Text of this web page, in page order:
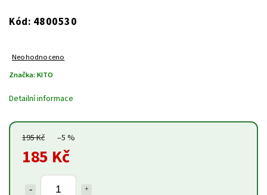
Kód: 4800530
Neohodnoceno
Značka: KITO
195 Kč –5 %
185 Kč
Detailní informace